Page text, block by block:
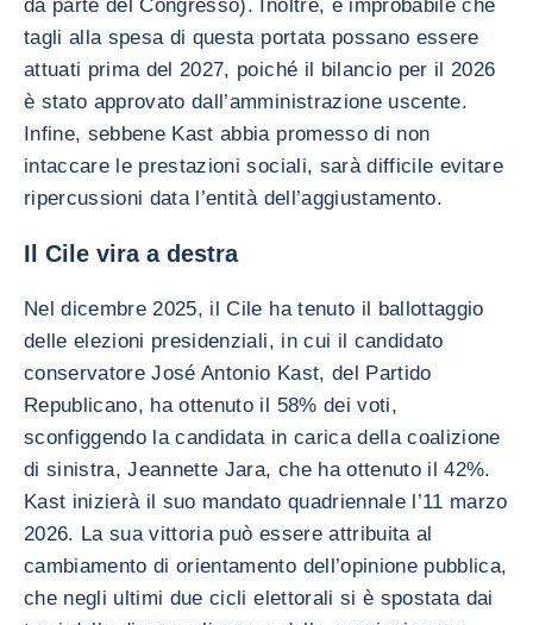
da parte del Congresso). Inoltre, è improbabile che
tagli alla spesa di questa portata possano essere
attuati prima del 2027, poiché il bilancio per il 2026
è stato approvato dall’amministrazione uscente.
Infine, sebbene Kast abbia promesso di non
intaccare le prestazioni sociali, sarà difficile evitare
ripercussioni data l’entità dell’aggiustamento.
Il Cile vira a destra
Nel dicembre 2025, il Cile ha tenuto il ballottaggio
delle elezioni presidenziali, in cui il candidato
conservatore José Antonio Kast, del Partido
Republicano, ha ottenuto il 58% dei voti,
sconfiggendo la candidata in carica della coalizione
di sinistra, Jeannette Jara, che ha ottenuto il 42%.
Kast inizierà il suo mandato quadriennale l’11 marzo
2026. La sua vittoria può essere attribuita al
cambiamento di orientamento dell’opinione pubblica,
che negli ultimi due cicli elettorali si è spostata dai